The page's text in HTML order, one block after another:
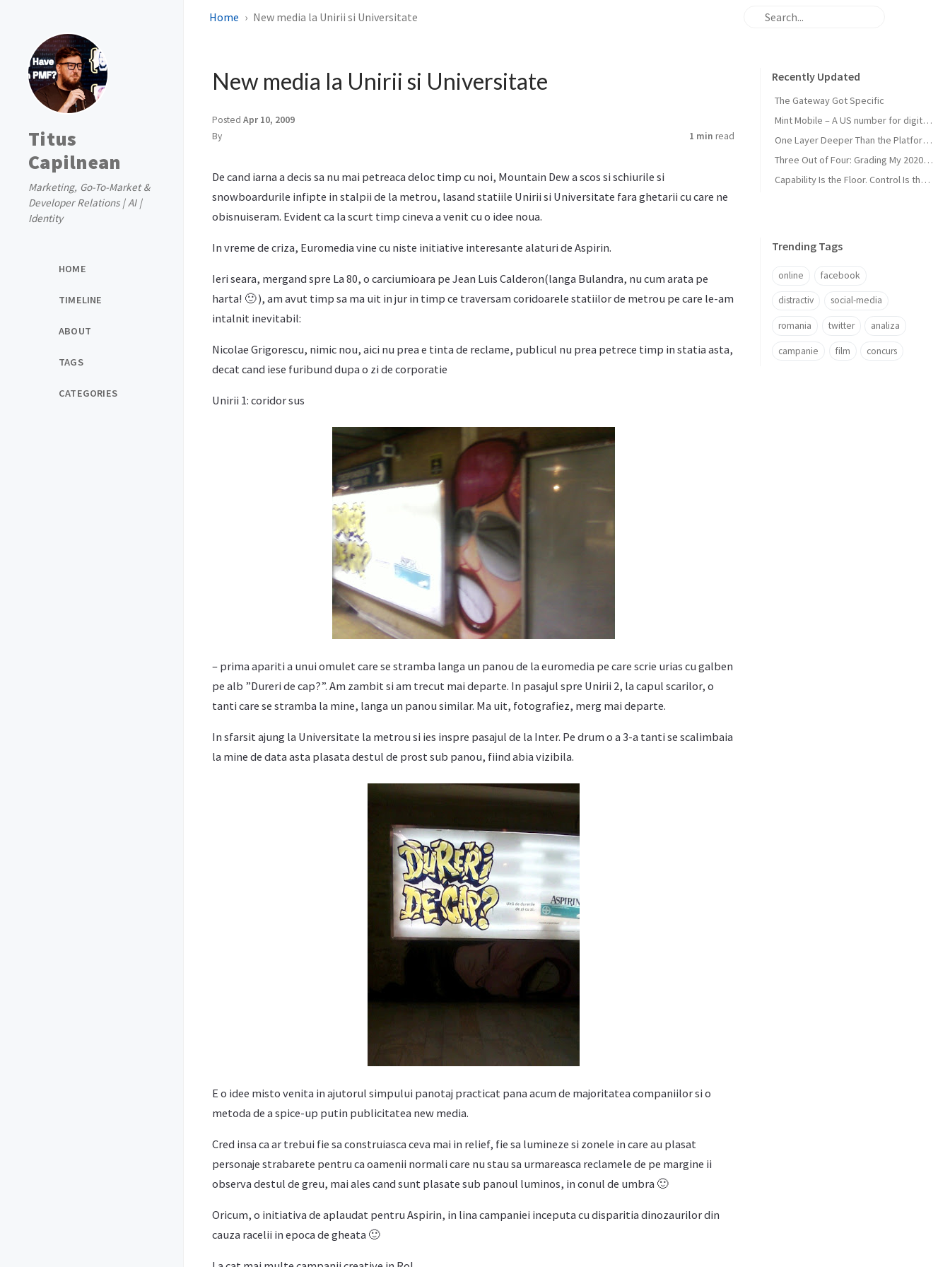
Titus
Capilnean
Marketing, Go-To-Market &
Developer Relations | AI |
Identity
HOME
TIMELINE
ABOUT
TAGS
CATEGORIES
Home New media la Unirii si Universitate
New media la Unirii si Universitate
Posted Apr 10, 2009
By
1 min read
De cand iarna a decis sa nu mai petreaca deloc timp cu noi, Mountain Dew a scos si schiurile si
snowboardurile infipte in stalpii de la metrou, lasand statiile Unirii si Universitate fara ghetarii cu care ne
obisnuiseram. Evident ca la scurt timp cineva a venit cu o idee noua.
In vreme de criza, Euromedia vine cu niste initiative interesante alaturi de Aspirin.
Ieri seara, mergand spre La 80, o carciumioara pe Jean Luis Calderon(langa Bulandra, nu cum arata pe
harta! 🙂 ), am avut timp sa ma uit in jur in timp ce traversam coridoarele statiilor de metrou pe care le-am
intalnit inevitabil:
Nicolae Grigorescu, nimic nou, aici nu prea e tinta de reclame, publicul nu prea petrece timp in statia asta,
decat cand iese furibund dupa o zi de corporatie
Unirii 1: coridor sus
– prima apariti a unui omulet care se stramba langa un panou de la euromedia pe care scrie urias cu galben
pe alb ”Dureri de cap?”. Am zambit si am trecut mai departe. In pasajul spre Unirii 2, la capul scarilor, o
tanti care se stramba la mine, langa un panou similar. Ma uit, fotografiez, merg mai departe.
In sfarsit ajung la Universitate la metrou si ies inspre pasajul de la Inter. Pe drum o a 3-a tanti se scalimbaia
la mine de data asta plasata destul de prost sub panou, fiind abia vizibila.
E o idee misto venita in ajutorul simpului panotaj practicat pana acum de majoritatea companiilor si o
metoda de a spice-up putin publicitatea new media.
Cred insa ca ar trebui fie sa construiasca ceva mai in relief, fie sa lumineze si zonele in care au plasat
personaje strabarete pentru ca oamenii normali care nu stau sa urmareasca reclamele de pe margine ii
observa destul de greu, mai ales cand sunt plasate sub panoul luminos, in conul de umbra 🙂
Oricum, o initiativa de aplaudat pentru Aspirin, in lina campaniei inceputa cu disparitia dinozaurilor din
cauza racelii in epoca de gheata 🙂
Recently Updated
The Gateway Got Specific
Mint Mobile – A US number for digital nomads
One Layer Deeper Than the Platform Can Swallow
Three Out of Four: Grading My 2020 Unicorn Calls
Capability Is the Floor. Control Is the Moat.
Trending Tags
online facebook
distractiv social-media
romania twitter analiza
campanie film concurs